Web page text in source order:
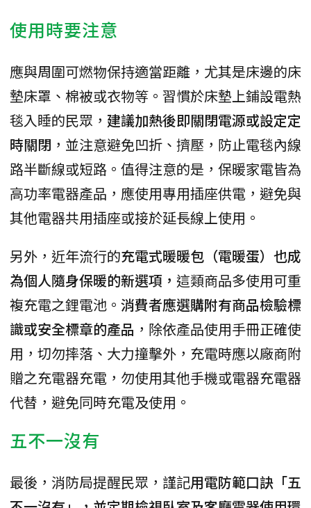
使用時要注意
應與周圍可燃物保持適當距離，尤其是床邊的床
墊床罩、棉被或衣物等。習慣於床墊上鋪設電熱
毯入睡的民眾， 建議加熱後即關閉電源或設定定
時關閉 ，並注意避免凹折、擠壓，防止電毯內線
路半斷線或短路。值得注意的是，保暖家電皆為
高功率電器產品，應使用專用插座供電，避免與
其他電器共用插座或接於延長線上使用。
另外，近年流行的充電式暖暖包（電暖蛋）也成
為個人隨身保暖的新選項， 這類商品多使用可重
複充電之鋰電池。 消費者應選購附有商品檢驗標
識或安全標章的產品 ，除依產品使用手冊正確使
用，切勿摔落、大力撞擊外，充電時應以廠商附
贈之充電器充電，勿使用其他手機或電器充電器
代替，避免同時充電及使用。
五不一沒有
最後，消防局提醒民眾，謹記用電防範口訣「五